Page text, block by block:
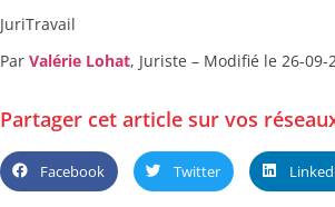
JuriTravail
Par Valérie Lohat, Juriste – Modifié le 26-09-
Partager cet article sur vos
Facebook Twitter